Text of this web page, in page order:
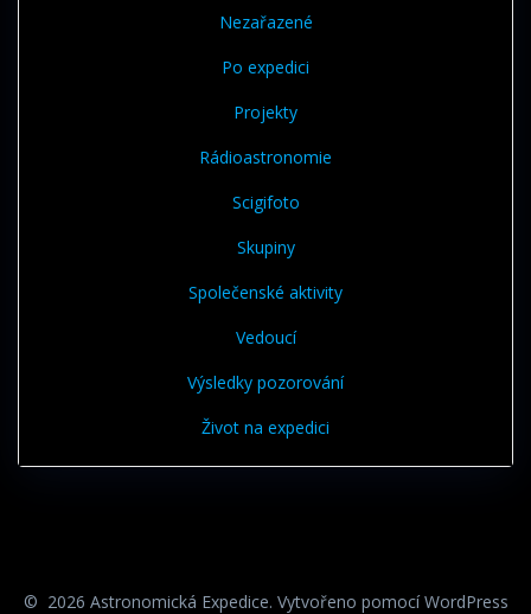
Nezařazené
Po expedici
Projekty
Rádioastronomie
Scigifoto
Skupiny
Společenské aktivity
Vedoucí
Výsledky pozorování
Život na expedici
© 2026 Astronomická Expedice. Vytvořeno pomocí WordPress